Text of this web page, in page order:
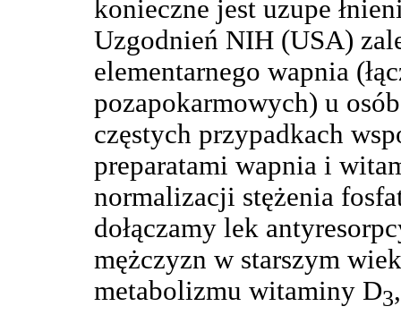
konieczne jest uzupe
Uzgodnień NIH (USA)
elementarnego wapnia
pozapokarmowych) u
częstych przypadkach
preparatami wapnia i
normalizacji stężenia
dołączamy lek
mężczyzn w starszym
metabolizmu witaminy D3